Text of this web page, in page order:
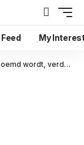
My
haar kledingkeuze